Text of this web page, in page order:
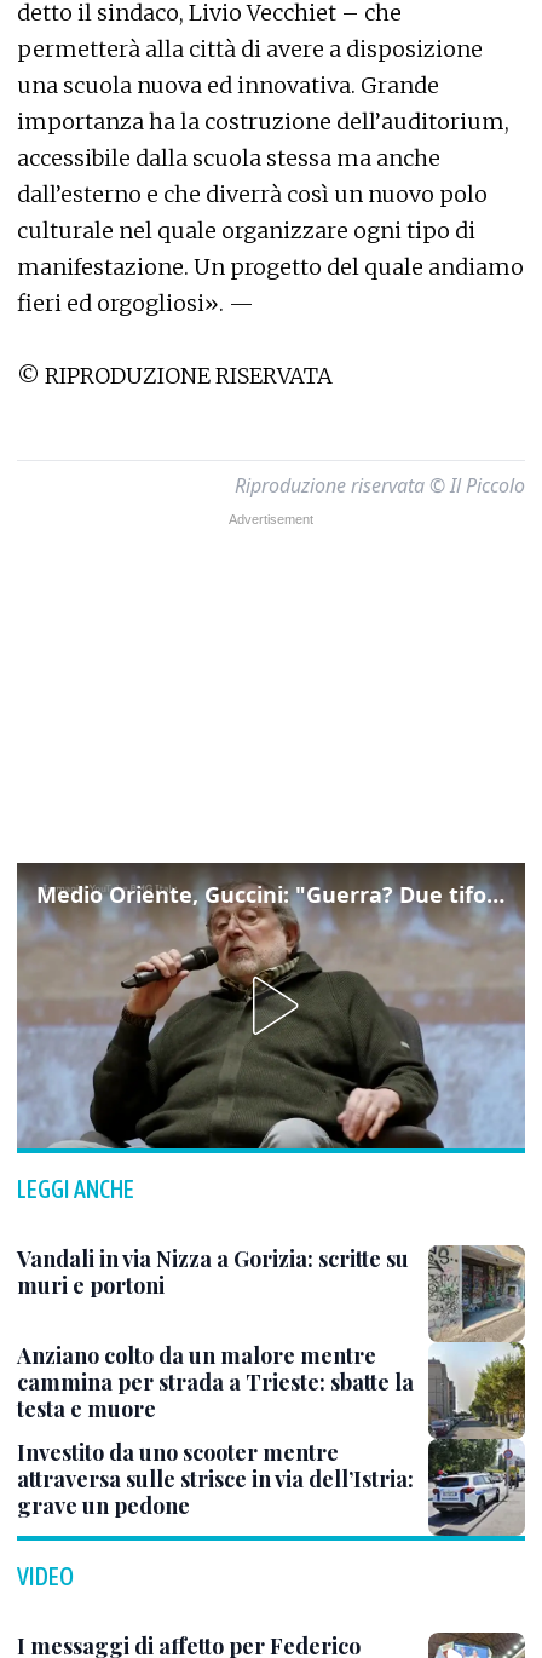
detto il sindaco, Livio Vecchiet – che
permetterà alla città di avere a disposizione
una scuola nuova ed innovativa. Grande
importanza ha la costruzione dell’auditorium,
accessibile dalla scuola stessa ma anche
dall’esterno e che diverrà così un nuovo polo
culturale nel quale organizzare ogni tipo di
manifestazione. Un progetto del quale andiamo
fieri ed orgogliosi». —
© RIPRODUZIONE RISERVATA
Riproduzione riservata © Il Piccolo
Medio Oriente, Guccini: "Guerra? Due tifoserie che si urlano contro e dimenticano vittime"
LEGGI ANCHE
Vandali in via Nizza a Gorizia: scritte su
muri e portoni
Anziano colto da un malore mentre
cammina per strada a Trieste: sbatte la
testa e muore
Investito da uno scooter mentre
attraversa sulle strisce in via dell’Istria:
grave un pedone
VIDEO
I messaggi di affetto per Federico